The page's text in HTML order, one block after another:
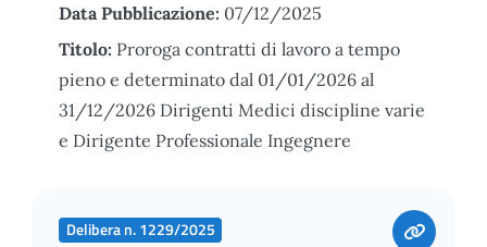
Data Pubblicazione: 07/12/2025
Titolo: Proroga contratti di lavoro a tempo
pieno e determinato dal 01/01/2026 al
31/12/2026 Dirigenti Medici discipline varie
e Dirigente Professionale Ingegnere
Delibera n. 1229/2025